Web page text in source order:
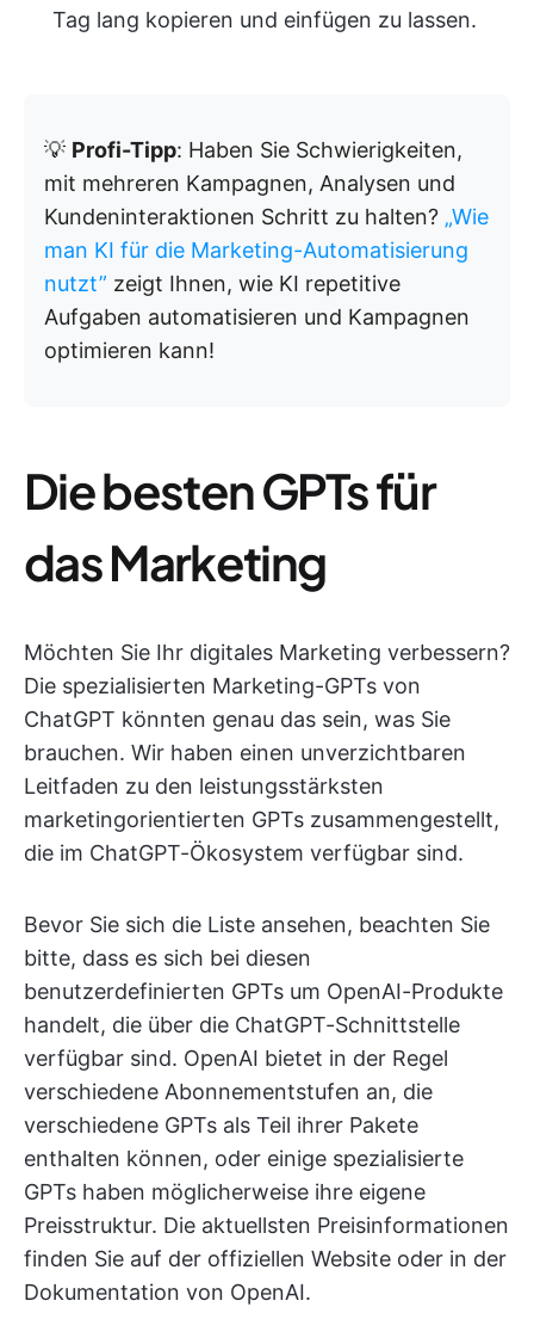
Tag lang kopieren und einfügen zu lassen.
💡 Profi-Tipp: Haben Sie Schwierigkeiten,
mit mehreren Kampagnen, Analysen und
Kundeninteraktionen Schritt zu halten? „Wie
man KI für die Marketing-Automatisierung
nutzt” zeigt Ihnen, wie KI repetitive
Aufgaben automatisieren und Kampagnen
optimieren kann!
Die besten GPTs für
das Marketing
Möchten Sie Ihr digitales Marketing verbessern?
Die spezialisierten Marketing-GPTs von
ChatGPT könnten genau das sein, was Sie
brauchen. Wir haben einen unverzichtbaren
Leitfaden zu den leistungsstärksten
marketingorientierten GPTs zusammengestellt,
die im ChatGPT-Ökosystem verfügbar sind.
Bevor Sie sich die Liste ansehen, beachten Sie
bitte, dass es sich bei diesen
benutzerdefinierten GPTs um OpenAI-Produkte
handelt, die über die ChatGPT-Schnittstelle
verfügbar sind. OpenAI bietet in der Regel
verschiedene Abonnementstufen an, die
verschiedene GPTs als Teil ihrer Pakete
enthalten können, oder einige spezialisierte
GPTs haben möglicherweise ihre eigene
Preisstruktur. Die aktuellsten Preisinformationen
finden Sie auf der offiziellen Website oder in der
Dokumentation von OpenAI.